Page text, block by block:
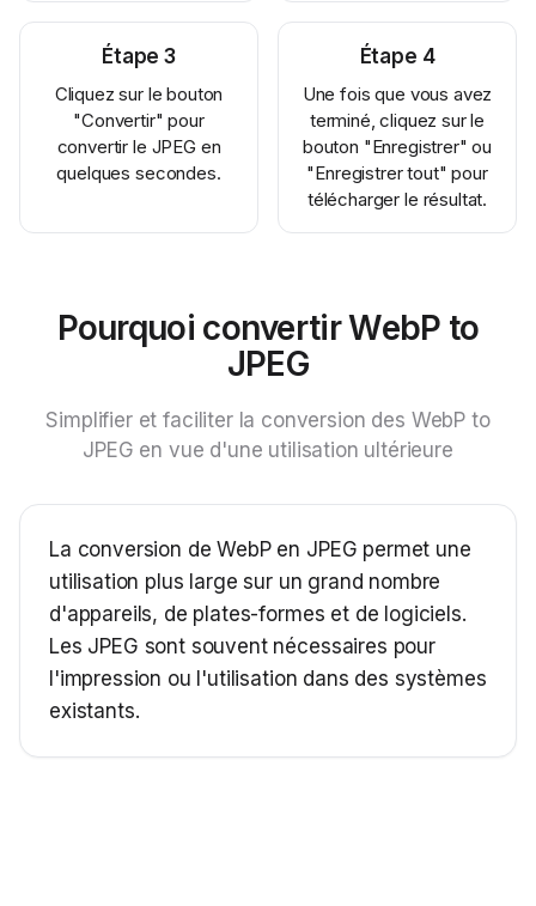
Étape 3
Cliquez sur le bouton
"Convertir" pour
convertir le JPEG en
quelques secondes.
Étape 4
Une fois que vous avez
terminé, cliquez sur le
bouton "Enregistrer" ou
"Enregistrer tout" pour
télécharger le résultat.
Pourquoi convertir WebP to
JPEG
Simplifier et faciliter la conversion des WebP to
JPEG en vue d'une utilisation ultérieure
La conversion de WebP en JPEG permet une
utilisation plus large sur un grand nombre
d'appareils, de plates-formes et de logiciels.
Les JPEG sont souvent nécessaires pour
l'impression ou l'utilisation dans des systèmes
existants.